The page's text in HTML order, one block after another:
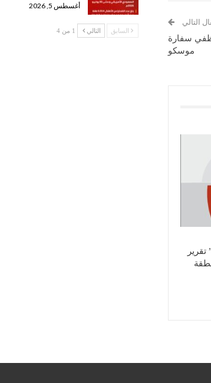
التالي
سفارة
موسكو
أغسطس 5, 2026
السابق التالي 1 من 4